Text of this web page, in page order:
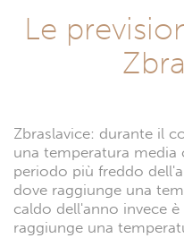
Le
Zbraslavice: durante il
una temperatura media
periodo più freddo
dove raggiunge una
caldo dell'anno invece
raggiunge una